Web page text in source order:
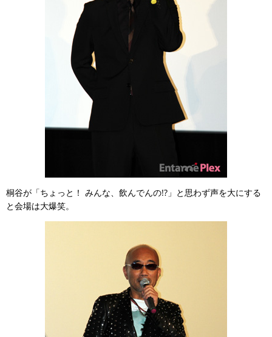
桐谷が「ちょっと！ みんな、飲んでんの!?」と思わず声を大にする
と会場は大爆笑。